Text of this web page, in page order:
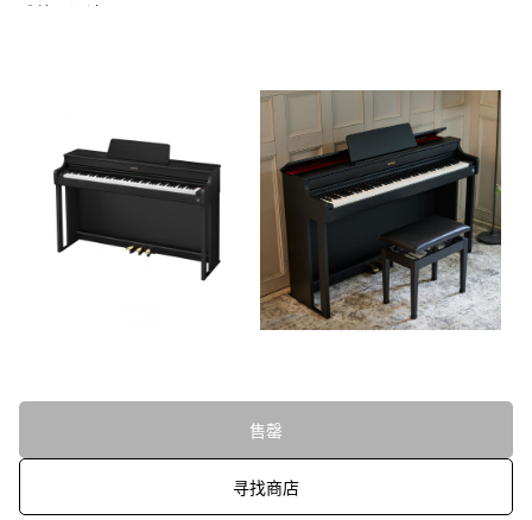
雅外观设计。
售罄
寻找商店